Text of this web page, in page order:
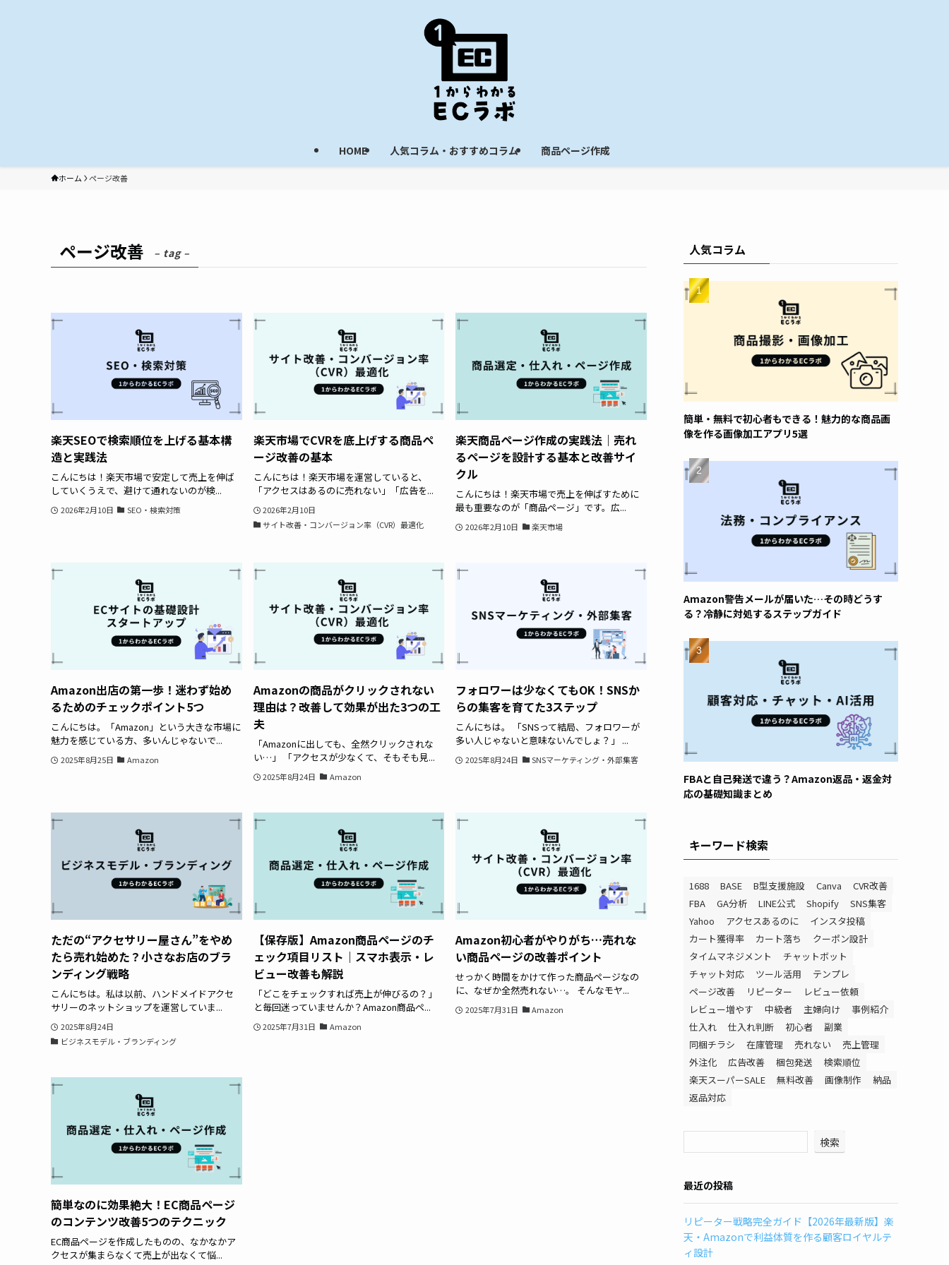
HOME 人気コラム・おすすめコラム 商品ページ作成
ホーム ページ改善
ページ改善 – tag –
楽天SEOで検索順位を上げる基本構
造と実践法
こんにちは！楽天市場で安定して売上を伸ば
していくうえで、避けて通れないのが検...
2026年2月10日 SEO・検索対策
楽天市場でCVRを底上げする商品ペ
ージ改善の基本
こんにちは！楽天市場を運営していると、
「アクセスはあるのに売れない」「広告を...
2026年2月10日
サイト改善・コンバージョン率（CVR）最適化
楽天商品ページ作成の実践法｜売れ
るページを設計する基本と改善サイ
クル
こんにちは！楽天市場で売上を伸ばすために
最も重要なのが「商品ページ」です。広...
2026年2月10日 楽天市場
Amazon出店の第一歩！迷わず始め
るためのチェックポイント5つ
こんにちは。「Amazon」という大きな市場に
魅力を感じている方、多いんじゃないで...
2025年8月25日 Amazon
Amazonの商品がクリックされない
理由は？改善して効果が出た3つの工
夫
「Amazonに出しても、全然クリックされな
い…」 「アクセスが少なくて、そもそも見...
2025年8月24日 Amazon
フォロワーは少なくてもOK！SNSか
らの集客を育てた3ステップ
こんにちは。 「SNSって結局、フォロワーが
多い人じゃないと意味ないんでしょ？」 ...
2025年8月24日 SNSマーケティング・外部集客
ただの“アクセサリー屋さん”をやめ
たら売れ始めた？小さなお店のブラ
ンディング戦略
こんにちは。私は以前、ハンドメイドアクセ
サリーのネットショップを運営していま...
2025年8月24日
ビジネスモデル・ブランディング
【保存版】Amazon商品ページのチ
ェック項目リスト｜スマホ表示・レ
ビュー改善も解説
「どこをチェックすれば売上が伸びるの？」
と毎回迷っていませんか？Amazon商品ペ...
2025年7月31日 Amazon
Amazon初心者がやりがち…売れな
い商品ページの改善ポイント
せっかく時間をかけて作った商品ページなの
に、なぜか全然売れない…。 そんなモヤ...
2025年7月31日 Amazon
簡単なのに効果絶大！EC商品ページ
のコンテンツ改善5つのテクニック
EC商品ページを作成したものの、なかなかア
クセスが集まらなくて売上が出なくて悩...
人気コラム
簡単・無料で初心者もできる！魅力的な商品画
像を作る画像加工アプリ5選
Amazon警告メールが届いた…その時どうす
る？冷静に対処するステップガイド
FBAと自己発送で違う？Amazon返品・返金対
応の基礎知識まとめ
キーワード検索
1688 BASE B型支援施設 Canva
CVR改善
FBA
GA分析 LINE公式 Shopify
SNS集客
Yahoo
アクセスあるのに
インスタ投稿
カート獲得率
カート落ち
クーポン設計
タイムマネジメント
チャットボット
チャット対応
ツール活用
テンプレ
ページ改善
リピーター
レビュー依頼
レビュー増やす
中級者 主婦向け
事例紹介
仕入れ
仕入れ判断 初心者
副業
同梱チラシ
在庫管理 売れない
売上管理
外注化
広告改善 梱包発送
検索順位
楽天スーパーSALE
無料改善 画像制作
納品
返品対応
検索
最近の投稿
リピーター戦略完全ガイド【2026年最新版】楽
天・Amazonで利益体質を作る顧客ロイヤルテ
ィ設計